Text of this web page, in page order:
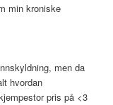
min kroniske
men da
hvordan
pris på <3